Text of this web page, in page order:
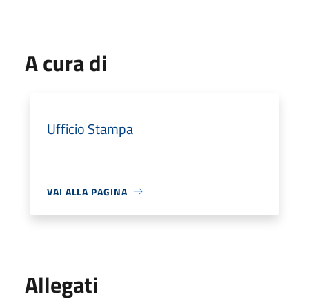
A cura di
Ufficio Stampa
VAI ALLA PAGINA
Allegati